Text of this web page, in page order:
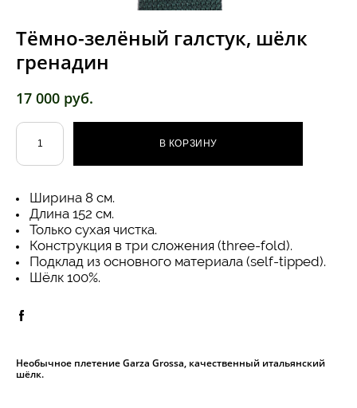
Тёмно-зелёный галстук, шёлк
гренадин
17 000 pуб.
В КОРЗИНУ
Ширина 8 см.
Длина 152 см.
Только сухая чистка.
Конструкция в три сложения (three-fold).
Подклад из основного материала (self-tipped).
Шёлк 100%​.
Необычное плетение Garza Grossa, качественный итальянский
шёлк.